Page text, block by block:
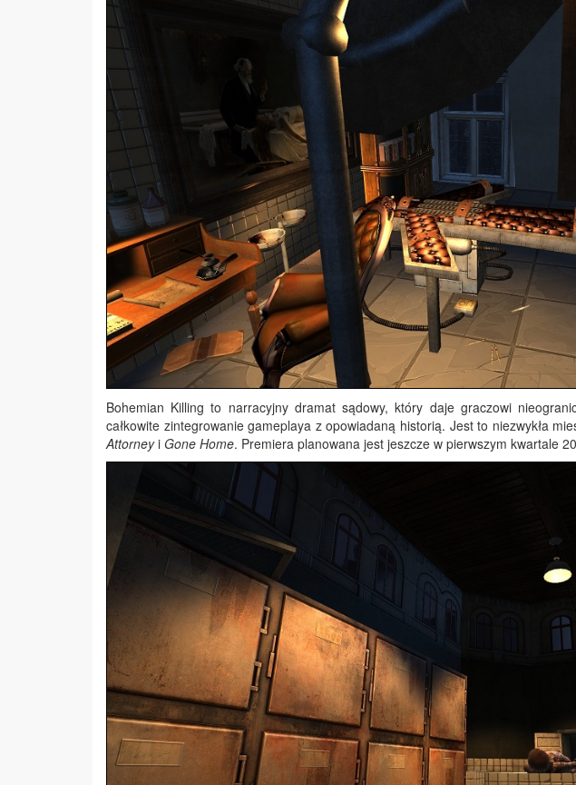
Bohemian Killing to narracyjny dramat sądowy, który daje graczowi
całkowite zintegrowanie gameplaya z opowiadaną historią. Jest to niezwykła
Attorneyi Gone Home. Premiera planowana jest jeszcze w pierwszym kwartale